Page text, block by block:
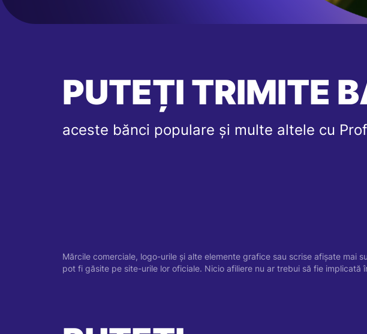
PUTEȚI TRIMITE
aceste bănci populare și multe altele cu
Mărcile comerciale, logo-urile și alte elemente grafice sau scrise afișate
pot fi găsite pe site-urile lor oficiale. Nicio afiliere nu ar trebui să fie implicată